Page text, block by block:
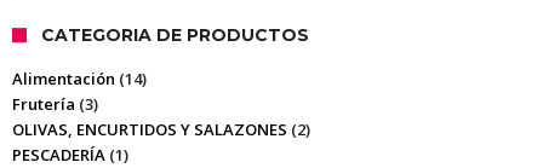
CATEGORIA DE PRODUCTOS
Alimentación (14)
Frutería (3)
OLIVAS, ENCURTIDOS Y SALAZONES (2)
PESCADERÍA (1)